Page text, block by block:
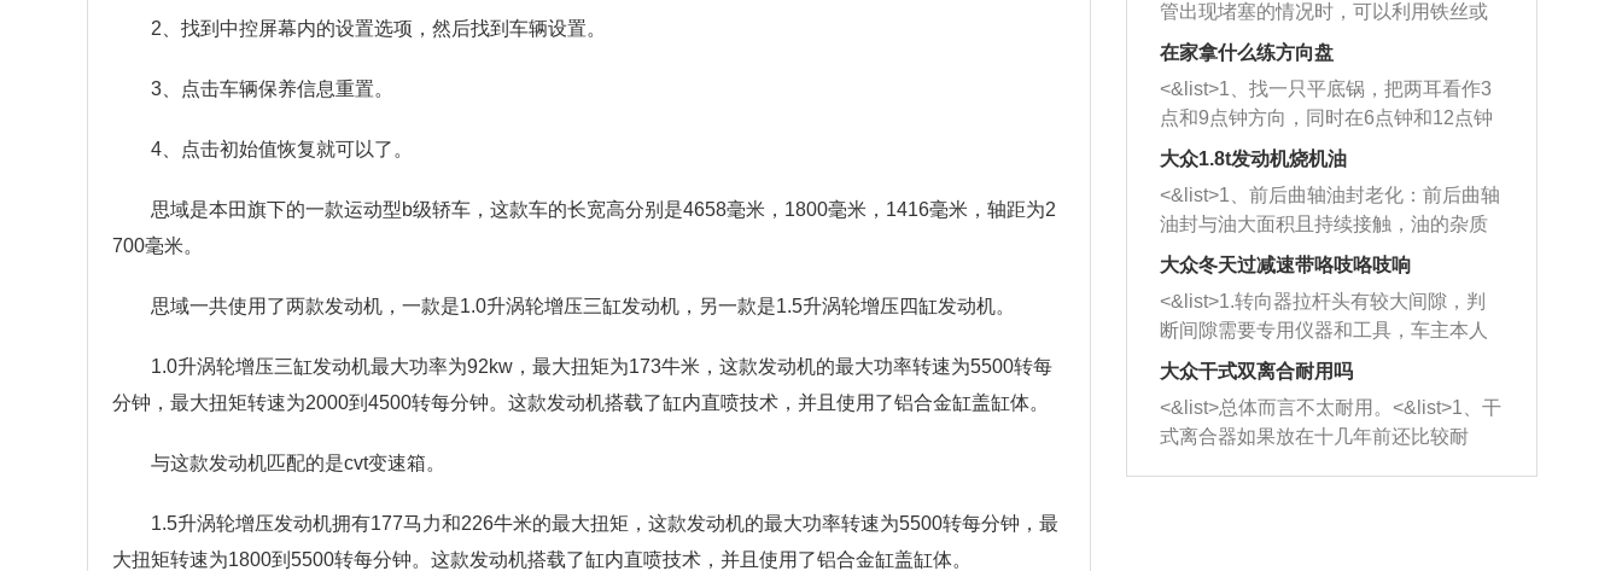
2、找到中控屏幕内的设置选项，然后找到车辆设置。
3、点击车辆保养信息重置。
4、点击初始值恢复就可以了。
思域是本田旗下的一款运动型b级轿车，这款车的长宽高分别是4658毫米，1800毫米，1416毫米，轴距为2
700毫米。
思域一共使用了两款发动机，一款是1.0升涡轮增压三缸发动机，另一款是1.5升涡轮增压四缸发动机。
1.0升涡轮增压三缸发动机最大功率为92kw，最大扭矩为173牛米，这款发动机的最大功率转速为5500转每
分钟，最大扭矩转速为2000到4500转每分钟。这款发动机搭载了缸内直喷技术，并且使用了铝合金缸盖缸体。
与这款发动机匹配的是cvt变速箱。
1.5升涡轮增压发动机拥有177马力和226牛米的最大扭矩，这款发动机的最大功率转速为5500转每分钟，最
大扭矩转速为1800到5500转每分钟。这款发动机搭载了缸内直喷技术，并且使用了铝合金缸盖缸体。
管出现堵塞的情况时，可以利用铁丝或
者是细棍，直接将杂物给取出来，如果
堵塞情况比较严重，也可以采取应急措
施。 <&list>2、直接利用木棍将所有的
杂物推到排气管里面的位置处，然后将
三元催化器拆解开，就可以将堵塞的东
西取出来。但如果是因为积碳过多引起
的堵塞，就需要将三元催化器泡在草酸
洗剂对堵塞的情况得到解决，将清洗剂
放在燃油箱中，与燃油混合后，车辆启
动时，就可以和汽油一起进入到燃烧
室，最后形成废气排出，就可以让三元
催化器得到清洗，排气管堵塞的情况就
能够得到解决。
在家拿什么练方向盘
<&list>1、找一只平底锅，把两耳看作3
点和9点钟方向，同时在6点钟和12点钟
方向做一个标记。 <&list>2、双手握住
一圈半的练习，往右同样也要打相同的
圈数。 <&list>3、最后强调要反复练
习，这样就可以形成肌肉记忆，在真实
驾驶车辆时，不需要记忆也能打好方
向。
大众1.8t发动机烧机油
<&list>1、前后曲轴油封老化：前后曲轴
油封与油大面积且持续接触，油的杂质
和发动机内持续温度变化使其密封效果
逐渐减弱，导致渗油或漏油。<&list>2、
活塞间隙过大：积碳会使活塞环与缸体
的间隙扩大，导致机油流入燃烧室中，
造成烧机油。<&list>3、机油粘度。使用
机油粘度过小的话，同样会有烧机油现
象，机油粘度过小具有很好的流动性，
大众冬天过减速带咯吱咯吱响
<&list>1.转向器拉杆头有较大间隙，判
断间隙需要专用仪器和工具，车主本人
无法制作，需要将车辆送到修理厂或4s
店；<&list>2.车辆半轴套管防尘罩破
裂，破裂后会出现漏油现象，使半轴磨
损严重，磨损的半轴容易损坏，产生异
响；<&list>3.稳定器的转向胶套和球头
大众干式双离合耐用吗
<&list>总体而言不太耐用。<&list>1、干
式离合器如果放在十几年前还比较耐